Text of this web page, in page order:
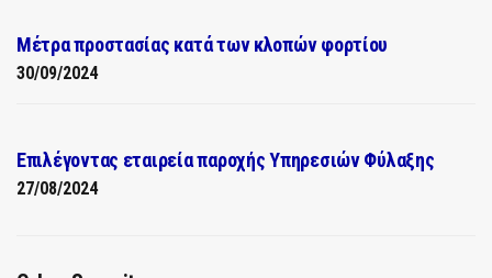
Μέτρα προστασίας κατά των κλοπών φορτίου
30/09/2024
Επιλέγοντας εταιρεία παροχής Υπηρεσιών Φύλαξης
27/08/2024